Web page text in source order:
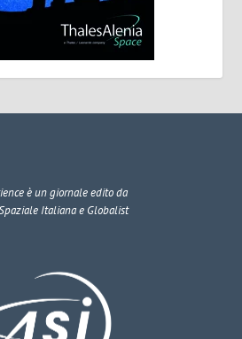
è un giornale edito da
Italiana e Globalist